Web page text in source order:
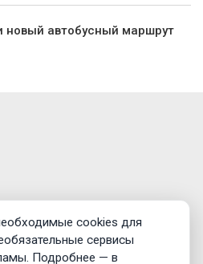
новый автобусный маршрут
cookies для
сервисы
Подробнее — в